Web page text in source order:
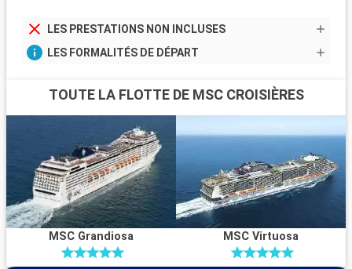
LES PRESTATIONS NON INCLUSES
LES FORMALITÉS DE DÉPART
TOUTE LA FLOTTE DE MSC CROISIÈRES
MSC Grandiosa MSC Virtuosa